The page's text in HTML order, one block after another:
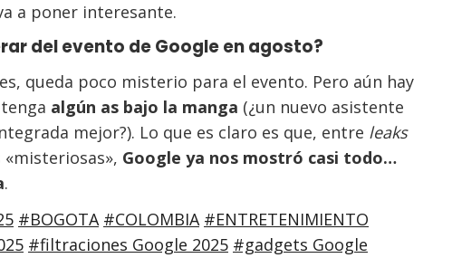
a poner interesante.
del evento de Google en agosto?
queda poco misterio para el evento. Pero aún hay
algún as bajo la manga (¿un nuevo asistente
mejor?). Lo que es claro es que, entre leaks
Google ya nos mostró casi todo…
.
#BOGOTA #COLOMBIA #ENTRETENIMIENTO
#filtraciones Google 2025 #gadgets Google